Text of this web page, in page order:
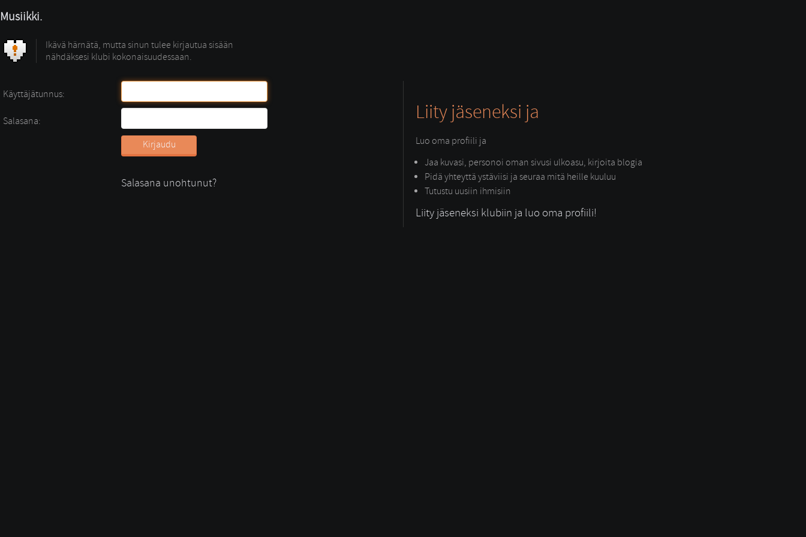
Musiikki.
Ikävä härnätä, mutta sinun tulee kirjautua sisään
nähdäksesi klubi kokonaisuudessaan.
Käyttäjätunnus:
Salasana:
Salasana unohtunut?
Liity jäseneksi ja
Luo oma profiili ja
Jaa kuvasi, personoi oman sivusi ulkoasu, kirjoita blogia
Pidä yhteyttä ystäviisi ja seuraa mitä heille kuuluu
Tutustu uusiin ihmisiin
Liity jäseneksi klubiin ja luo oma profiili!